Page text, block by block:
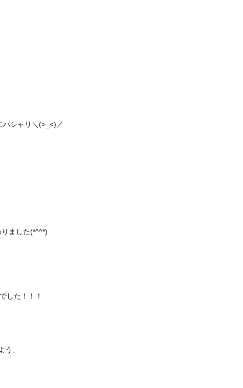
パシャリ＼(>_<)／
ました(*^^*)
した！！！
、